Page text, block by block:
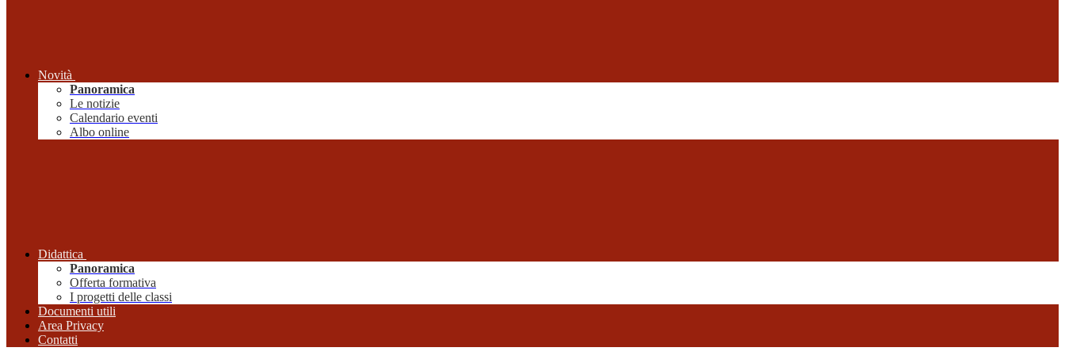
Novità
Panoramica
Le notizie
Calendario eventi
Albo online
Didattica
Panoramica
Offerta formativa
I progetti delle classi
Documenti utili
Area Privacy
Contatti